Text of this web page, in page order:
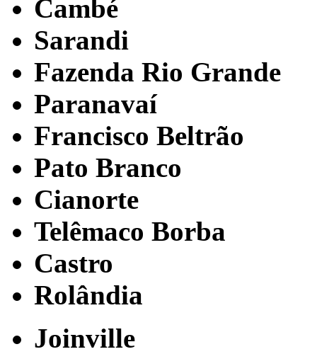
Cambé
Sarandi
Fazenda Rio Grande
Paranavaí
Francisco Beltrão
Pato Branco
Cianorte
Telêmaco Borba
Castro
Rolândia
Joinville